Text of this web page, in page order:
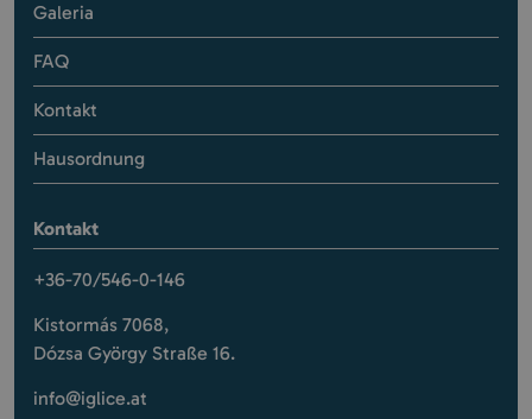
Galeria
FAQ
Kontakt
Hausordnung
Kontakt
+36-70/546-0-146
Kistormás 7068,
Dózsa György Straße 16.
info@iglice.at